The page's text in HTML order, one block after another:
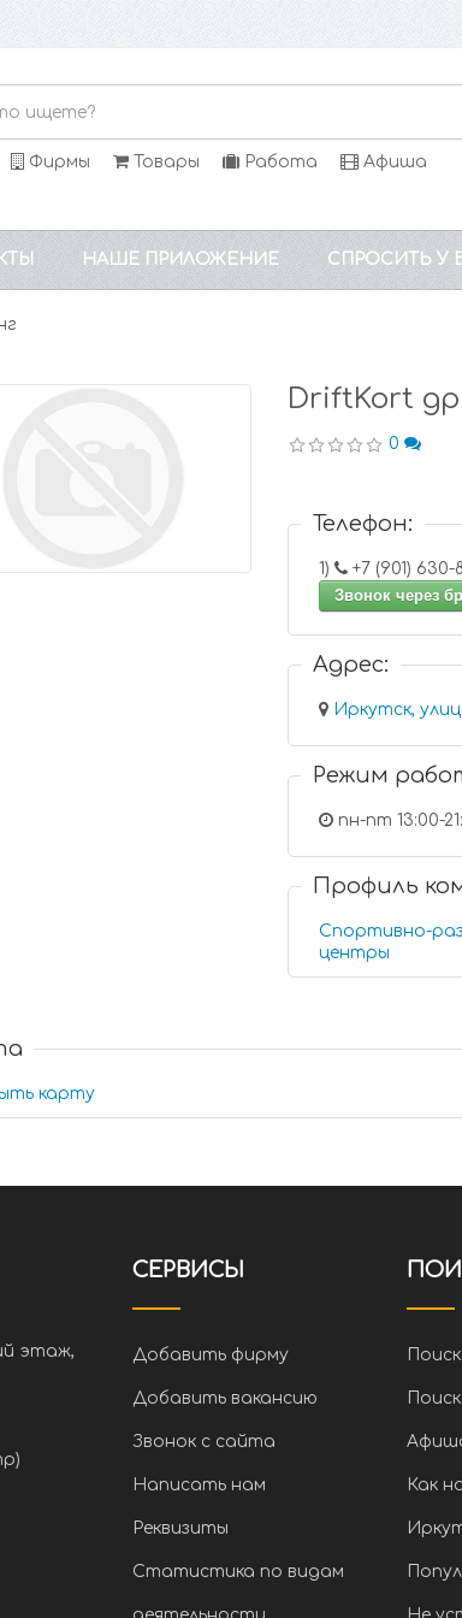
Фирмы Товары Работа Афиша
НАШЕ ПРИЛОЖЕНИЕ СПРОСИТЬ У
DriftKort
0
Телефон:
1)
+7 (901)
Звонок через
Адрес:
Иркутск,
Режим
пн-пт 13:00-
Профиль
Спортивно-
центры
карту
этаж,
СЕРВИСЫ
Добавить фирму
Добавить вакансию
Звонок с сайта
Написать нам
Реквизиты
Статистика по видам
Как